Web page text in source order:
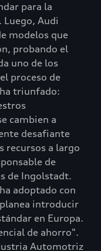
para la
Luego, Audi
modelos que
probando el
uno de los
proceso de
triunfado:
cambien a
desafiante
recursos a largo
de
de Ingolstadt.
adoptado con
introducir
en Europa.
de ahorro".
Automotriz